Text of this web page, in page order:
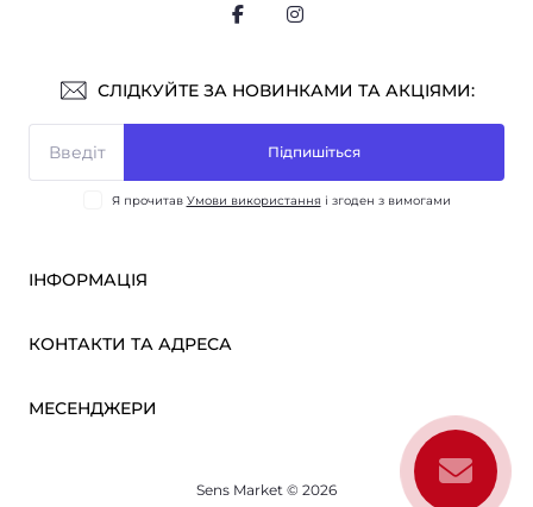
СЛІДКУЙТЕ ЗА НОВИНКАМИ ТА АКЦІЯМИ:
Підпишіться
Я прочитав Умови використання і згоден з вимогами
ІНФОРМАЦІЯ
ОПТ
Про нас
Повернення товару
КОНТАКТИ ТА АДРЕСА
МЕСЕНДЖЕРИ
Sens Market © 2026